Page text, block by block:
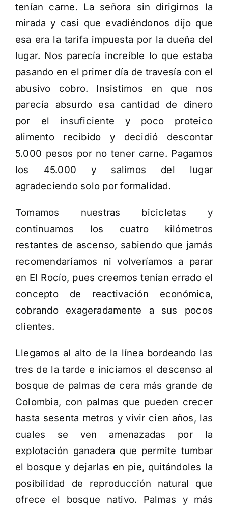
tenían carne. La señora sin dirigirnos la
mirada y casi que evadiéndonos dijo que
esa era la tarifa impuesta por la dueña del
lugar. Nos parecía increíble lo que estaba
pasando en el primer día de travesía con el
abusivo cobro. Insistimos en que nos
parecía absurdo esa cantidad de dinero
por el insuficiente y poco proteico
alimento recibido y decidió descontar
5.000 pesos por no tener carne. Pagamos
los 45.000 y salimos del lugar
agradeciendo solo por formalidad.
Tomamos nuestras bicicletas y
continuamos los cuatro kilómetros
restantes de ascenso, sabiendo que jamás
recomendaríamos ni volveríamos a parar
en El Rocío, pues creemos tenían errado el
concepto de reactivación económica,
cobrando exageradamente a sus pocos
clientes.
Llegamos al alto de la línea bordeando las
tres de la tarde e iniciamos el descenso al
bosque de palmas de cera más grande de
Colombia, con palmas que pueden crecer
hasta sesenta metros y vivir cien años, las
cuales se ven amenazadas por la
explotación ganadera que permite tumbar
el bosque y dejarlas en pie, quitándoles la
posibilidad de reproducción natural que
ofrece el bosque nativo. Palmas y más